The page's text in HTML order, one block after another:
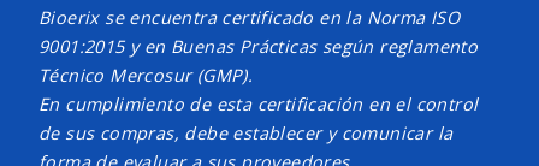
Bioerix se encuentra certificado en la Norma ISO
9001:2015 y en Buenas Prácticas según reglamento
Técnico Mercosur (GMP).
En cumplimiento de esta certificación en el control
de sus compras, debe establecer y comunicar la